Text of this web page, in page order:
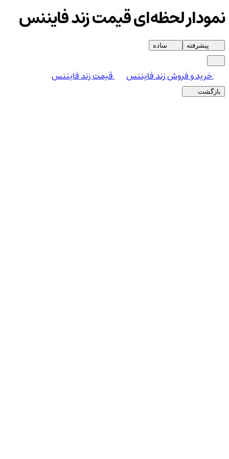
نمودار لحظه‌ای قیمت زند فایننس
پیشرفته ساده
خرید و فروش زند فایننس قیمت زند فایننس
بازگشت